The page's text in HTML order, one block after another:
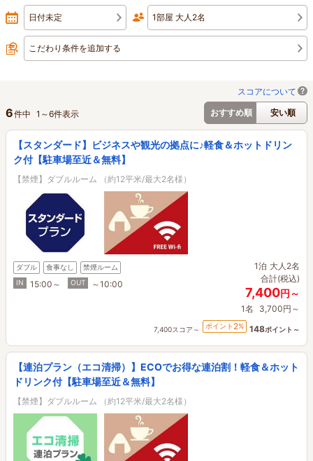
日付未定 1部屋 大人2名
こだわり条件を追加する
スコアについて
おすすめ順
安い順
6件中 1 ～6件表示
【スタンダード】ビジネスや観光の拠点に♪軽食＆ホットドリン
ク付【駐車場至近＆無料】
【禁煙】ダブルルーム （約12平米/最大2名様）
ダブル 食事なし
禁煙ルーム
IN
15:00～ OUT ～10:00
1泊 大人2名
合計(税込)
7,400円～
1名 3,700円～
7,400スコア～ ポイント 2% 148ポイント～
【連泊プラン（エコ清掃）】ECOでお得な連泊割！軽食＆ホット
ドリンク付【駐車場至近＆無料】
【禁煙】ダブルルーム （約12平米/最大2名様）